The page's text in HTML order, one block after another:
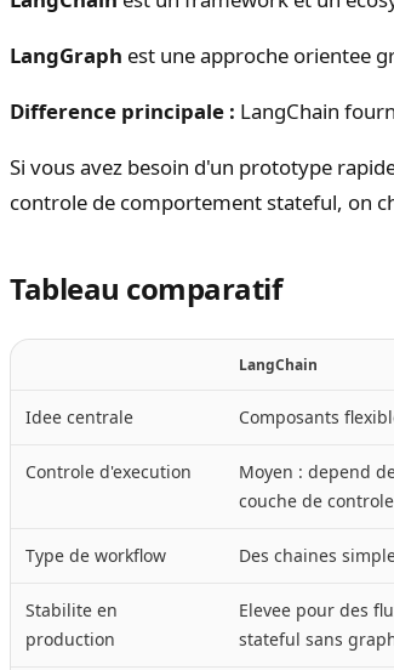
LangGraph est une approche orientee
Difference principale : LangChain
Si vous avez besoin d'un prototype
controle de comportement stateful, on
Tableau comparatif
LangChain
Idee centrale Composants
Controle d'execution
Moyen : depend
couche de controle
Type de workflow Des chaines
Stabilite en
production
Elevee pour des
stateful sans